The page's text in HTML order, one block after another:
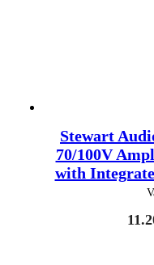
Stewart
70/100V
with